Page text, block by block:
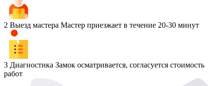
2 Выезд мастера Мастер приезжает в течение 20-30 минут
3 Диагностика Замок осматривается, согласуется стоимость
работ